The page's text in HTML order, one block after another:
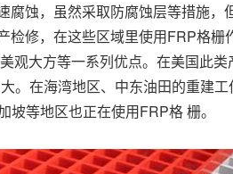
蚀，虽然采取防腐蚀层等措施，
修，在这些区域里使用FRP格栅
大方等一系列优点。在美国此类
。在海湾地区、中东油田的重建
等地区也正在使用FRP格 栅。